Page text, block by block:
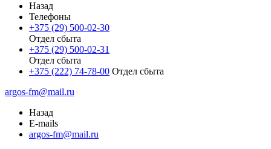
Назад
Телефоны
+375 (29) 500-02-30
Отдел сбыта
+375 (29) 500-02-31
Отдел сбыта
+375 (222) 74-78-00 Отдел сбыта
argos-fm@mail.ru
Назад
E-mails
argos-fm@mail.ru